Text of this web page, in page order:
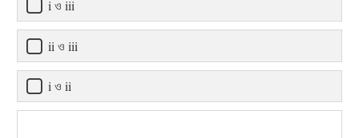
i ও iii
ii ও iii
i ও ii